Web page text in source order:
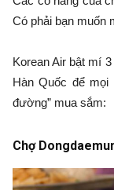
Có phải bạn muốn
Korean Air bật mí
Hàn Quốc để
đường” mua sắm:
Chợ